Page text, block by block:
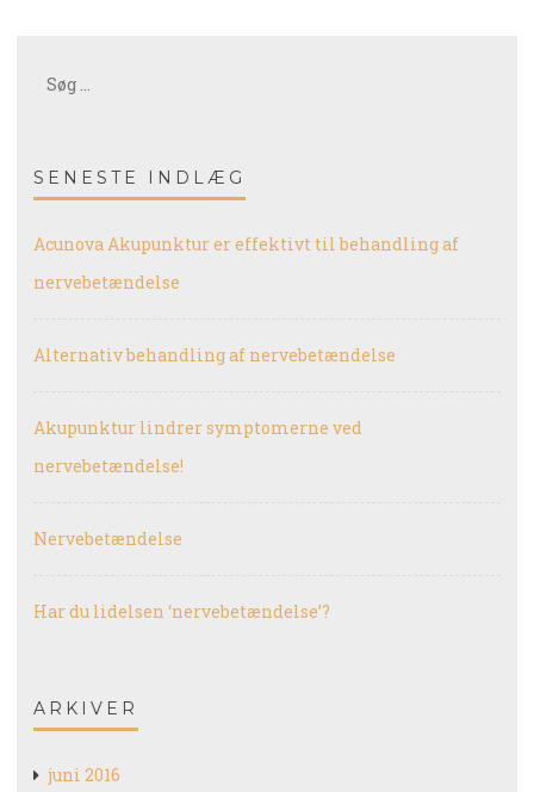
SENESTE INDLÆG
Acunova Akupunktur er effektivt til behandling af
nervebetændelse
Alternativ behandling af nervebetændelse
Akupunktur lindrer symptomerne ved
nervebetændelse!
Nervebetændelse
Har du lidelsen ‘nervebetændelse’?
ARKIVER
juni 2016